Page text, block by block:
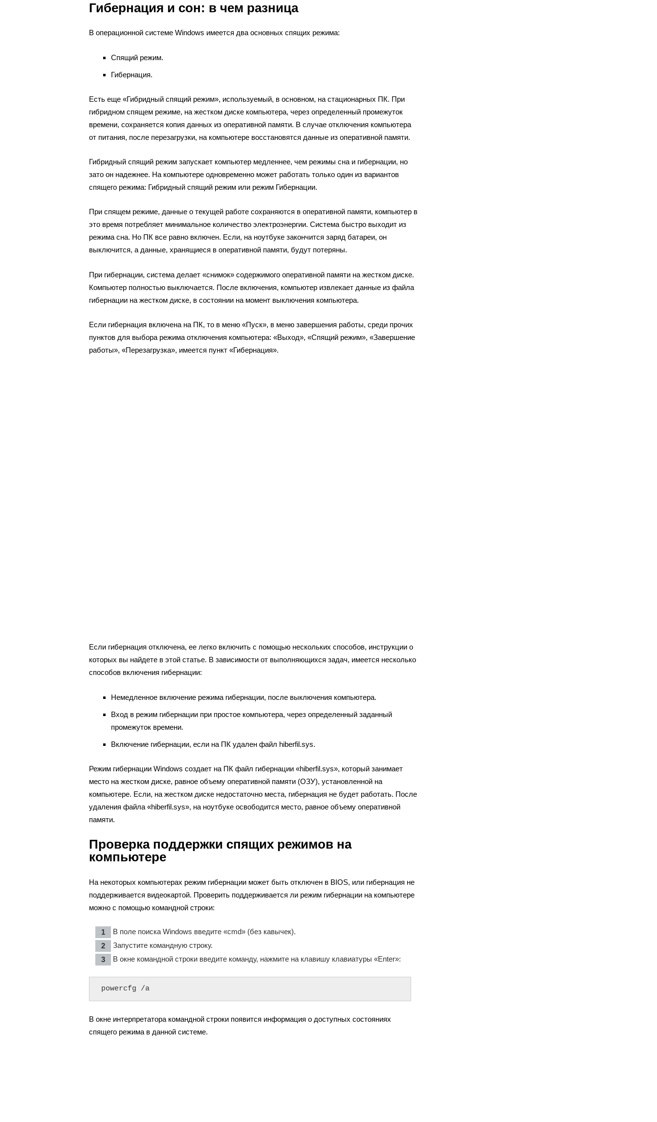
Гибернация и сон: в чем разница
В операционной системе Windows имеется два основных спящих режима:
Спящий режим.
Гибернация.
Есть еще «Гибридный спящий режим», используемый, в основном, на стационарных ПК. При
гибридном спящем режиме, на жестком диске компьютера, через определенный промежуток
времени, сохраняется копия данных из оперативной памяти. В случае отключения компьютера
от питания, после перезагрузки, на компьютере восстановятся данные из оперативной памяти.
Гибридный спящий режим запускает компьютер медленнее, чем режимы сна и гибернации, но
зато он надежнее. На компьютере одновременно может работать только один из вариантов
спящего режима: Гибридный спящий режим или режим Гибернации.
При спящем режиме, данные о текущей работе сохраняются в оперативной памяти, компьютер в
это время потребляет минимальное количество электроэнергии. Система быстро выходит из
режима сна. Но ПК все равно включен. Если, на ноутбуке закончится заряд батареи, он
выключится, а данные, хранящиеся в оперативной памяти, будут потеряны.
При гибернации, система делает «снимок» содержимого оперативной памяти на жестком диске.
Компьютер полностью выключается. После включения, компьютер извлекает данные из файла
гибернации на жестком диске, в состоянии на момент выключения компьютера.
Если гибернация включена на ПК, то в меню «Пуск», в меню завершения работы, среди прочих
пунктов для выбора режима отключения компьютера: «Выход», «Спящий режим», «Завершение
работы», «Перезагрузка», имеется пункт «Гибернация».
Если гибернация отключена, ее легко включить с помощью нескольких способов, инструкции о
которых вы найдете в этой статье. В зависимости от выполняющихся задач, имеется несколько
способов включения гибернации:
Немедленное включение режима гибернации, после выключения компьютера.
Вход в режим гибернации при простое компьютера, через определенный заданный
промежуток времени.
Включение гибернации, если на ПК удален файл hiberfil.sys.
Режим гибернации Windows создает на ПК файл гибернации «hiberfil.sys», который занимает
место на жестком диске, равное объему оперативной памяти (ОЗУ), установленной на
компьютере. Если, на жестком диске недостаточно места, гибернация не будет работать. После
удаления файла «hiberfil.sys», на ноутбуке освободится место, равное объему оперативной
памяти.
Проверка поддержки спящих режимов на
компьютере
На некоторых компьютерах режим гибернации может быть отключен в BIOS, или гибернация не
поддерживается видеокартой. Проверить поддерживается ли режим гибернации на компьютере
можно с помощью командной строки:
В поле поиска Windows введите «cmd» (без кавычек).
Запустите командную строку.
В окне командной строки введите команду, нажмите на клавишу клавиатуры «Enter»:
powercfg /a
В окне интерпретатора командной строки появится информация о доступных состояниях
спящего режима в данной системе.